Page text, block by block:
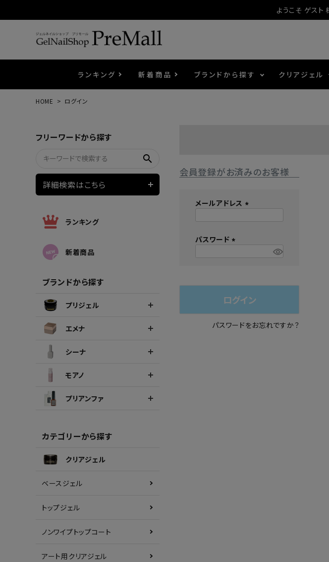
ようこそ ゲスト
ランキング 新着商品 ブランドから探す クリアジェル
ウェービージェル 3Dクレイジェル
ファージェル
ポリッシュ・マニキュア
ネイルマシン LEDライト
HOME ログイン
フリーワードから探す
search
詳細検索はこちら
ランキング
新着商品
ブランドから探す
プリジェル
エメナ
シーナ
モアノ
プリアンファ
カテゴリーから探す
クリアジェル
ベースジェル
トップジェル
ノンワイプトップコート
アート用クリアジェル
会員登録がお済みのお客様
メールアドレス
パスワード
)
ログイン
パスワードをお忘れですか？